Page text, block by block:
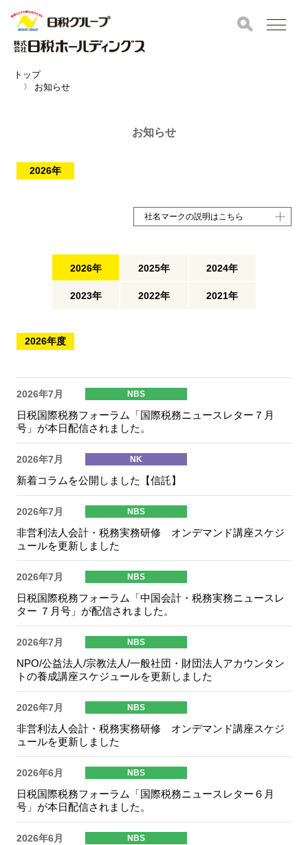
トップ
お知らせ
お知らせ
2026年
社名マークの説明はこちら
2026年 2025年 2024年
2023年 2022年 2021年
2026年度
2026年7月 NBS
日税国際税務フォーラム「国際税務ニュースレター７月
号」が本日配信されました。
2026年7月 NK
新着コラムを公開しました【信託】
2026年7月 NBS
非営利法人会計・税務実務研修 オンデマンド講座スケジ
ュールを更新しました
2026年7月 NBS
日税国際税務フォーラム「中国会計・税務実務ニュースレ
ター ７月号」が配信されました。
2026年7月 NBS
NPO/公益法人/宗教法人/一般社団・財団法人アカウンタン
トの養成講座スケジュールを更新しました
2026年7月 NBS
非営利法人会計・税務実務研修 オンデマンド講座スケジ
ュールを更新しました
2026年6月 NBS
日税国際税務フォーラム「国際税務ニュースレター６月
号」が本日配信されました。
2026年6月 NBS